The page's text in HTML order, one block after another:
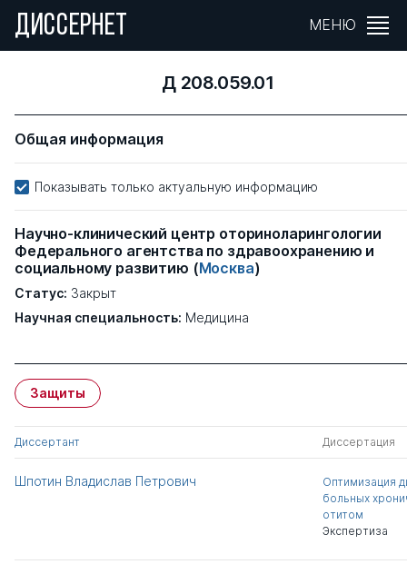
ДИССЕРНЕТ МЕНЮ
Д 208.059.01
Общая информация
Показывать только актуальную информацию
Научно-клинический центр оториноларингологии
Федерального агентства по здравоохранению и
социальному развитию (Москва)
Статус: Закрыт
Научная специальность: Медицина
Защиты
Диссертант Диссертация
Шпотин Владислав Петрович
Оптимизация
больных
отитом
Экспертиза